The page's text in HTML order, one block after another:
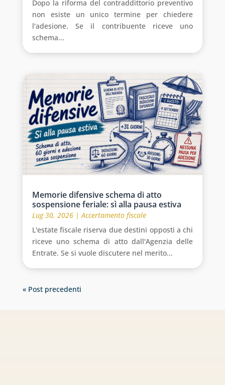
Dopo la riforma del contraddittorio preventivo
non esiste un unico termine per chiedere
l'adesione. Se il contribuente riceve uno
schema...
Memorie difensive schema di atto
sospensione feriale: sì alla pausa estiva
Lug 30, 2026|Accertamento fiscale
L'estate fiscale riserva due destini opposti a chi
riceve uno schema di atto dall'Agenzia delle
Entrate. Se si vuole discutere nel merito...
« Post precedenti